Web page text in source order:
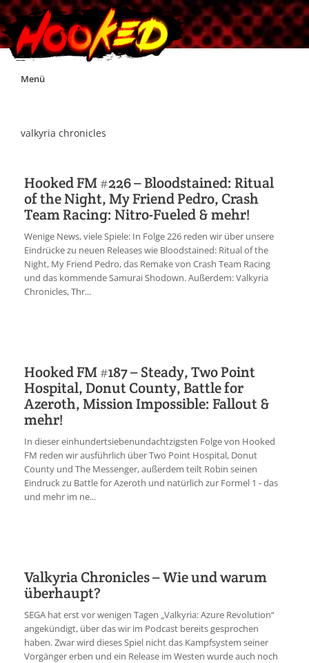
Skip
Menü
Impressum
Jobs
Discord
valkyria chronicles
Hooked FM #226 – Bloodstained: Ritual
of the Night, My Friend Pedro, Crash
Team Racing: Nitro-Fueled & mehr!
Wenige News, viele Spiele: In Folge 226 reden wir über unsere
Eindrücke zu neuen Releases wie Bloodstained: Ritual of the
Night, My Friend Pedro, das Remake von Crash Team Racing
und das kommende Samurai Shodown. Außerdem: Valkyria
Chronicles, Thr...
Hooked FM #187 – Steady, Two Point
Hospital, Donut County, Battle for
Azeroth, Mission Impossible: Fallout &
mehr!
In dieser einhundertsiebenundachtzigsten Folge von Hooked
FM reden wir ausführlich über Two Point Hospital, Donut
County und The Messenger, außerdem teilt Robin seinen
Eindruck zu Battle for Azeroth und natürlich zur Formel 1 - das
und mehr im ne...
Valkyria Chronicles – Wie und warum
überhaupt?
SEGA hat erst vor wenigen Tagen „Valkyria: Azure Revolution“
angekündigt, über das wir im Podcast bereits gesprochen
haben. Zwar wird dieses Spiel nicht das Kampfsystem seiner
Vorgänger erben und ein Release im Westen wurde auch noch